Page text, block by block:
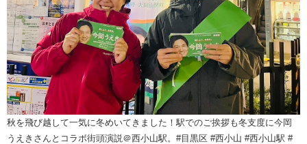
秋を飛び越して一気に冬めいてきました！駅でのご挨拶も冬支度に️今岡
うえきさんとコラボ街頭演説＠西小山駅。#目黒区 #西小山 #西小山駅 #